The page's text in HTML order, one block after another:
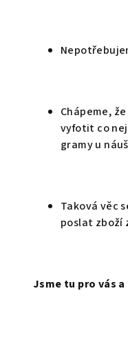
Chápeme,
vyfotit co
gramy u
Taková věc
poslat zboží
Jsme tu pro vás